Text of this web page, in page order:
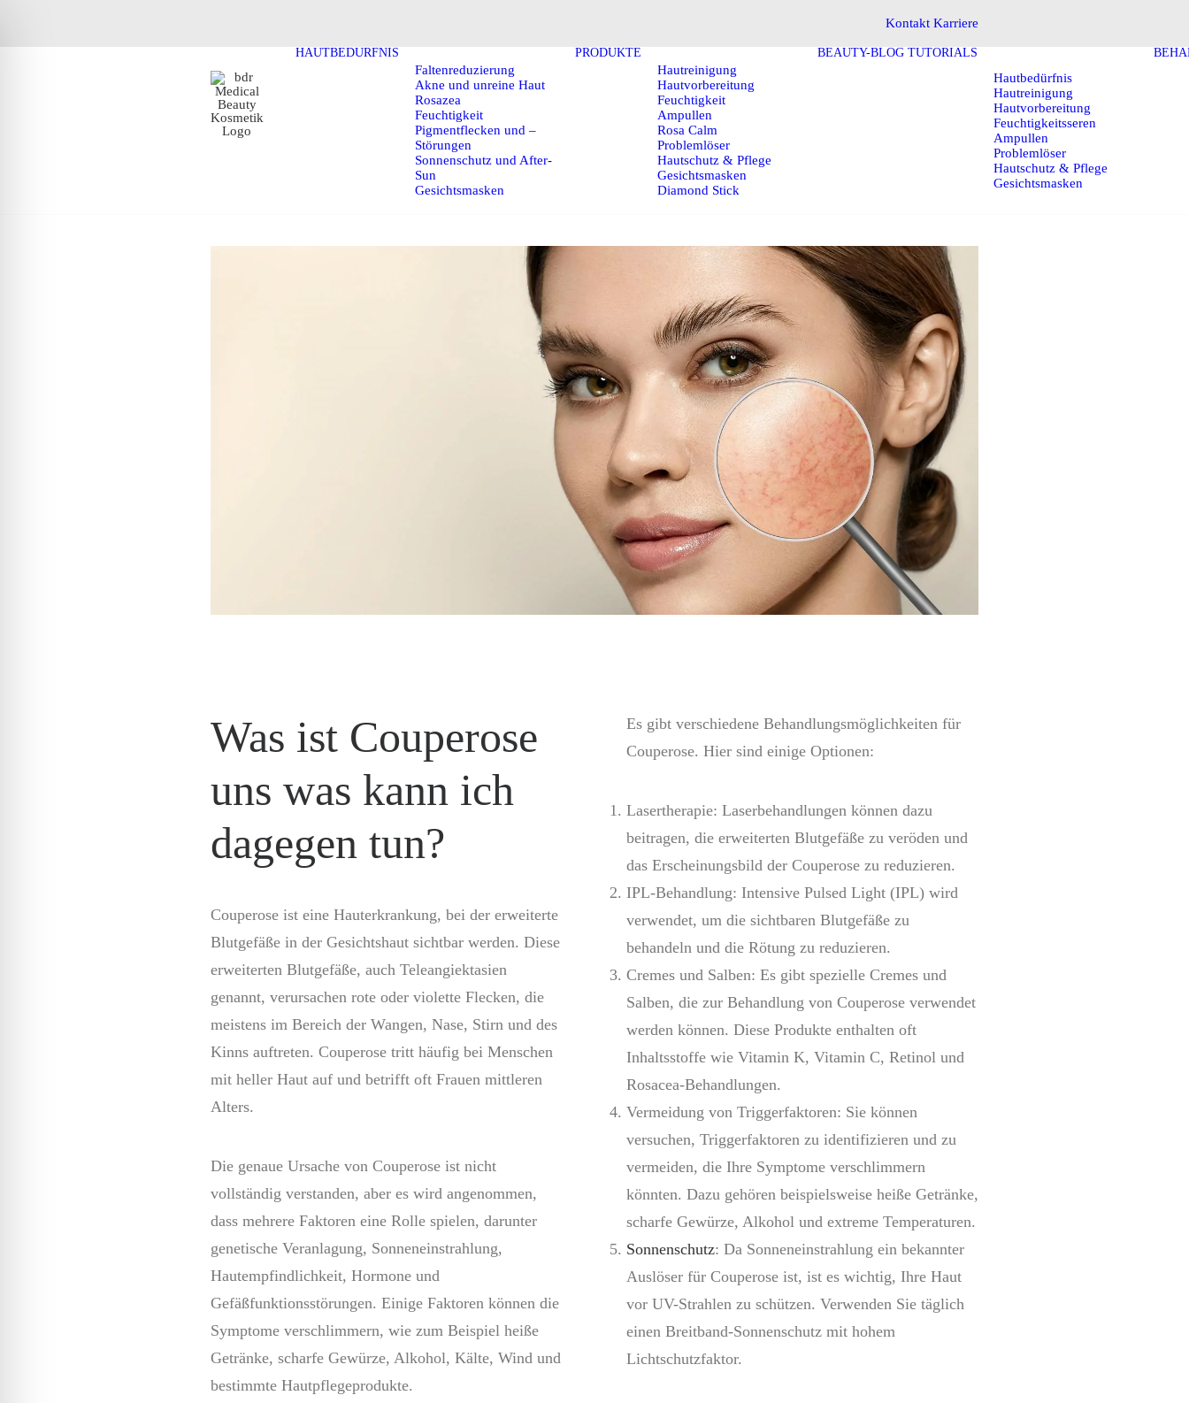
Kontakt Karriere
HAUTBEDÜRFNIS
Faltenreduzierung
Akne und unreine Haut
Rosazea
Feuchtigkeit
Pigmentflecken und –
Störungen
Sonnenschutz und After-
Sun
Gesichtsmasken
PRODUKTE
Hautreinigung
Hautvorbereitung
Feuchtigkeit
Ampullen
Rosa Calm
Problemlöser
Hautschutz & Pflege
Gesichtsmasken
Diamond Stick
BEAUTY-BLOG TUTORIALS
Hautbedürfnis
Hautreinigung
Hautvorbereitung
Feuchtigkeitsseren
Ampullen
Problemlöser
Hautschutz & Pflege
Gesichtsmasken
Was ist Couperose
uns was kann ich
dagegen tun?
Couperose ist eine Hauterkrankung, bei der erweiterte
Blutgefäße in der Gesichtshaut sichtbar werden. Diese
erweiterten Blutgefäße, auch Teleangiektasien
genannt, verursachen rote oder violette Flecken, die
meistens im Bereich der Wangen, Nase, Stirn und des
Kinns auftreten. Couperose tritt häufig bei Menschen
mit heller Haut auf und betrifft oft Frauen mittleren
Alters.
Die genaue Ursache von Couperose ist nicht
vollständig verstanden, aber es wird angenommen,
dass mehrere Faktoren eine Rolle spielen, darunter
genetische Veranlagung, Sonneneinstrahlung,
Hautempfindlichkeit, Hormone und
Gefäßfunktionsstörungen. Einige Faktoren können die
Symptome verschlimmern, wie zum Beispiel heiße
Getränke, scharfe Gewürze, Alkohol, Kälte, Wind und
bestimmte Hautpflegeprodukte.
Es gibt verschiedene Behandlungsmöglichkeiten für
Couperose. Hier sind einige Optionen:
Lasertherapie: Laserbehandlungen können dazu
beitragen, die erweiterten Blutgefäße zu veröden und
das Erscheinungsbild der Couperose zu reduzieren.
IPL-Behandlung: Intensive Pulsed Light (IPL) wird
verwendet, um die sichtbaren Blutgefäße zu
behandeln und die Rötung zu reduzieren.
Cremes und Salben: Es gibt spezielle Cremes und
Salben, die zur Behandlung von Couperose verwendet
werden können. Diese Produkte enthalten oft
Inhaltsstoffe wie Vitamin K, Vitamin C, Retinol und
Rosacea-Behandlungen.
Vermeidung von Triggerfaktoren: Sie können
versuchen, Triggerfaktoren zu identifizieren und zu
vermeiden, die Ihre Symptome verschlimmern
könnten. Dazu gehören beispielsweise heiße Getränke,
scharfe Gewürze, Alkohol und extreme Temperaturen.
Sonnenschutz: Da Sonneneinstrahlung ein bekannter
Auslöser für Couperose ist, ist es wichtig, Ihre Haut
vor UV-Strahlen zu schützen. Verwenden Sie täglich
einen Breitband-Sonnenschutz mit hohem
Lichtschutzfaktor.